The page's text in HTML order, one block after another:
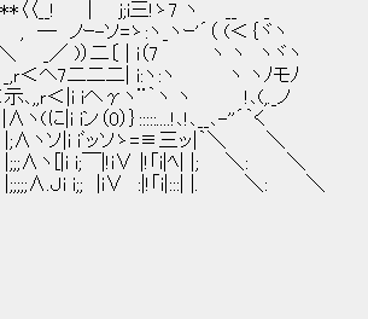
| j;i三!ゝ7 ヽ __ _
:ヽ_ヽｰ'´（ (＜｛ヾヽ
〔 | i（7 ヽ ヽ ヽヾヽ
二二| i:ヽ:ヽ ヽ ヽﾉモﾉ
|i iへγヽ¨｀ヽ ヽ !､(,._ノ
（0）｝:::::....!､!､__､-''´｀く
|i iﾞッソゝ=≡三ッ|｀＼ ＼
[|i i;￣|!i∨ |!「i|ﾍ| |; ＼: ＼
i i;; |i∨ :|!「i|:::| |. ＼: ＼